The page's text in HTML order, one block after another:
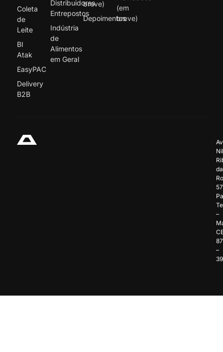
Coleta
de
Leite
BI
Atak
EasyPAC
Delivery
B2B
Distribuidores
Entrepostos
Indústria
de
Alimentos
em Geral
breve)
Depoimentos
(em
breve)
da
–
–